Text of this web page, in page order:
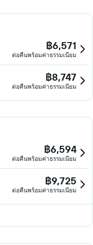
฿6,571
ต่อคืนพร้อมค่าธรรมเนียม
฿8,747
ต่อคืนพร้อมค่าธรรมเนียม
฿6,594
ต่อคืนพร้อมค่าธรรมเนียม
฿9,725
ต่อคืนพร้อมค่าธรรมเนียม